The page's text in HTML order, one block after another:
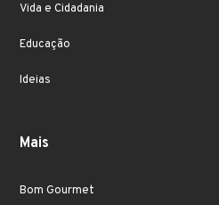
Vida e Cidadania
Educação
Ideias
Mais
Bom Gourmet